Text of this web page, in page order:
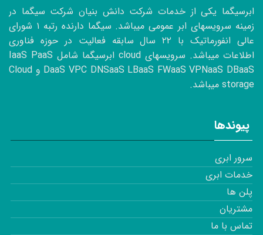
ابرسیگما یکی از خدمات شرکت دانش بنیان شرکت سیگما در
زمینه سرویسهای ابر عمومی میباشد. سیگما دارنده رتبه ۱ شورای
عالی انفورماتیک با ۲۲سال سابقه فعالیت در حوزه فناوری
اطلاعات میباشد. سرویسهای cloud ابرسیگما شامل IaaS PaaS
DaaS VPC DNSaaS LBaaS FWaaS VPNaaS DBaaS و Cloud
storage میباشد.
پیوندها
سرور ابری
خدمات ابری
پلن ها
مشتریان
تماس با ما